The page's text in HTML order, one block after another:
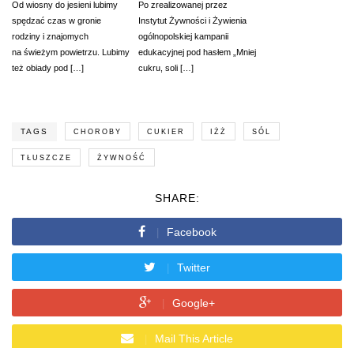
Od wiosny do jesieni lubimy
spędzać czas w gronie
rodziny i znajomych
na świeżym powietrzu. Lubimy
też obiady pod […]
Po zrealizowanej przez
Instytut Żywności i Żywienia
ogólnopolskiej kampanii
edukacyjnej pod hasłem „Mniej
cukru, soli […]
TAGS CHOROBY CUKIER IŻŻ SÓL
TŁUSZCZE ŻYWNOŚĆ
SHARE:
Facebook
Twitter
Google+
Mail This Article